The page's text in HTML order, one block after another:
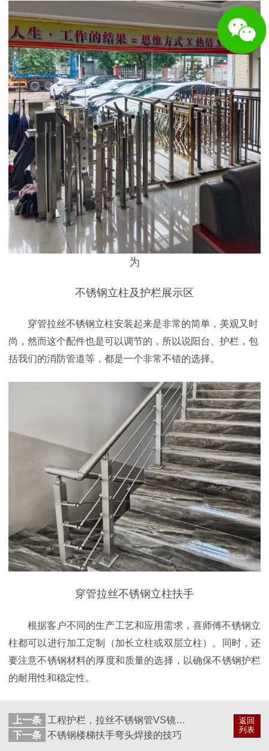
为
不锈钢立柱及护栏展示区
穿管拉丝不锈钢立柱安装起来是非常的简单，美观又时
尚，然而这个配件也是可以调节的，所以说阳台、护栏，包
括我们的消防管道等，都是一个非常不错的选择。
穿管拉丝不锈钢立柱扶手
根据客户不同的生产工艺和应用需求，喜师傅不锈钢立
柱都可以进行加工定制（加长立柱或双层立柱）。同时，还
要注意不锈钢材料的厚度和质量的选择，以确保不锈钢护栏
的耐用性和稳定性。
返回
列表
上一条
工程护栏，拉丝不锈钢管VS镜面不锈钢管，哪个更好？
下一条 不锈钢楼梯扶手弯头焊接的技巧